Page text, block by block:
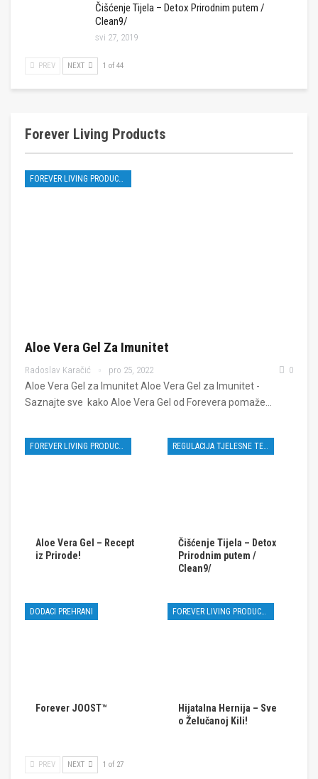
Čišćenje Tijela – Detox Prirodnim putem /
Clean9/
svi 27, 2019
PREV NEXT 1 of 44
Forever Living Products
FOREVER LIVING PRODUCTS
Aloe Vera Gel Za Imunitet
Radoslav Karačić pro 25, 2022 0
Aloe Vera Gel za Imunitet Aloe Vera Gel za Imunitet -
Saznajte sve kako Aloe Vera Gel od Forevera pomaže…
FOREVER LIVING PRODUCTS
Aloe Vera Gel – Recept
iz Prirode!
REGULACIJA TJELESNE TEŽINE
Čišćenje Tijela – Detox
Prirodnim putem /
Clean9/
DODACI PREHRANI
Forever JOOST™
FOREVER LIVING PRODUCTS
Hijatalna Hernija – Sve
o Želučanoj Kili!
PREV NEXT 1 of 27